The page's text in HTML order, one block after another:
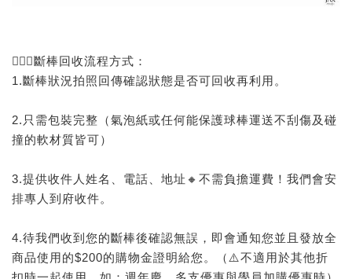
🙅🏻‍♂️斷棒回收流程方式：
1.斷棒狀況拍照回傳確認狀態是否可回收再利用。
2.只需包裝完整（氣泡紙或任何能保護球棒運送不刮傷及碰
撞的軟材質皆可）
3.提供收件人姓名、電話、地址🔸不需負擔運費！我們會安
排專人到府收件。
4.待我們收到您的斷棒後確認無誤，即會通知您並且發放全
商品使用的$200的購物金證明給您。（⚠️不適用於其他折